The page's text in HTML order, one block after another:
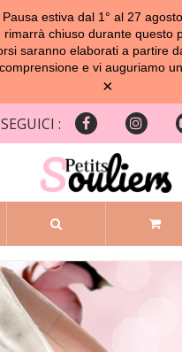
estiva dal 1° al 27
rimarrà chiuso durante questo
saranno elaborati a partire
e vi auguriamo
×
SEGUICI :